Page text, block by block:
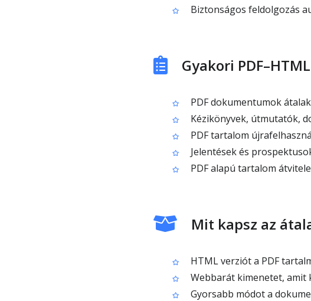
Biztonságos feldolgozás
Gyakori
PDF dokumentumok
Kézikönyvek, útmutatók,
PDF tartalom
Jelentések és
PDF alapú tartalom
Mit kapsz az
HTML verziót a PDF
Webbarát kimenetet, amit
Gyorsabb módot a